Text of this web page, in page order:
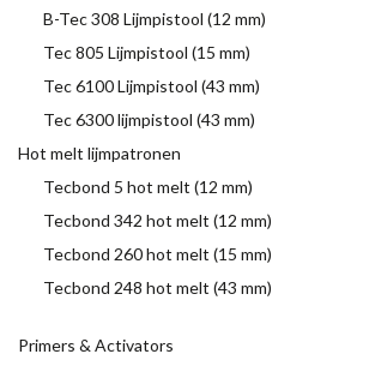
B-Tec 308 Lijmpistool (12 mm)
Tec 805 Lijmpistool (15 mm)
Tec 6100 Lijmpistool (43 mm)
Tec 6300 lijmpistool (43 mm)
Hot melt lijmpatronen
Tecbond 5 hot melt (12 mm)
Tecbond 342 hot melt (12 mm)
Tecbond 260 hot melt (15 mm)
Tecbond 248 hot melt (43 mm)
Primers & Activators